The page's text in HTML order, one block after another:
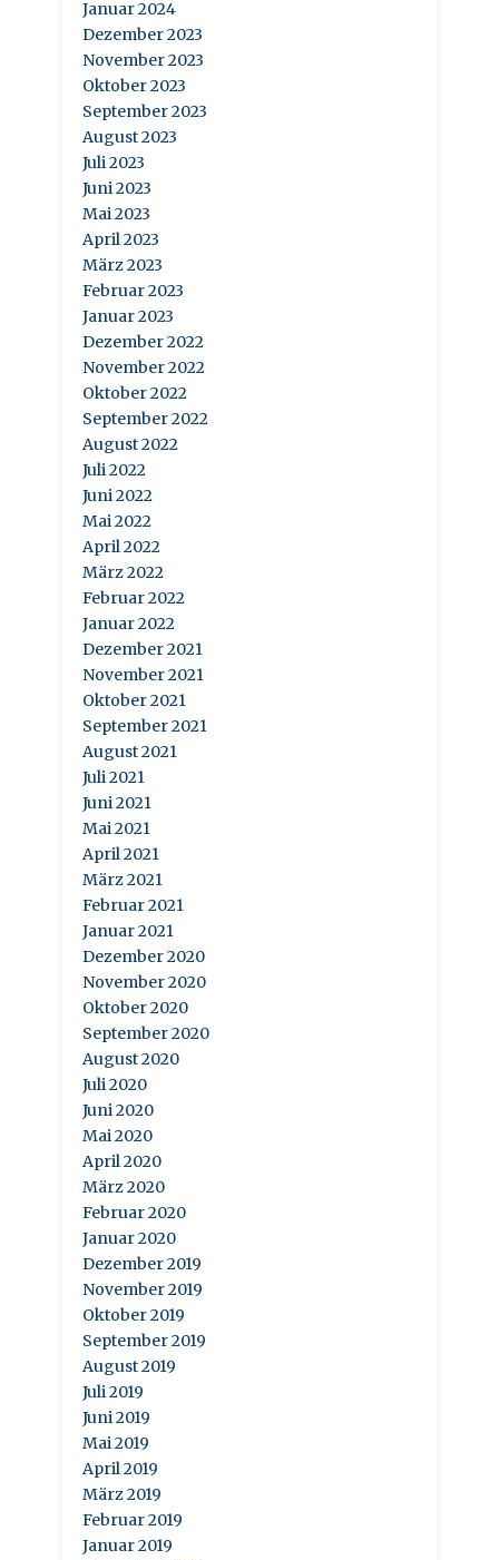
Januar 2024
Dezember 2023
November 2023
Oktober 2023
September 2023
August 2023
Juli 2023
Juni 2023
Mai 2023
April 2023
März 2023
Februar 2023
Januar 2023
Dezember 2022
November 2022
Oktober 2022
September 2022
August 2022
Juli 2022
Juni 2022
Mai 2022
April 2022
März 2022
Februar 2022
Januar 2022
Dezember 2021
November 2021
Oktober 2021
September 2021
August 2021
Juli 2021
Juni 2021
Mai 2021
April 2021
März 2021
Februar 2021
Januar 2021
Dezember 2020
November 2020
Oktober 2020
September 2020
August 2020
Juli 2020
Juni 2020
Mai 2020
April 2020
März 2020
Februar 2020
Januar 2020
Dezember 2019
November 2019
Oktober 2019
September 2019
August 2019
Juli 2019
Juni 2019
Mai 2019
April 2019
März 2019
Februar 2019
Januar 2019